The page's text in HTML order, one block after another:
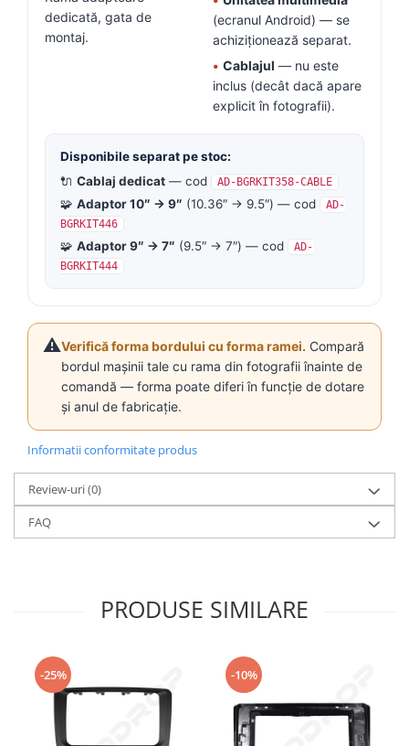
dedicată, gata de
montaj.
(ecranul Android) — se
achiziționează separat.
• Cablajul — nu este
inclus (decât dacă apare
explicit în fotografii).
Disponibile separat pe stoc:
🔌 Cablaj dedicat — cod AD-BGRKIT358-CABLE
🧩 Adaptor 10″ → 9″ (10.36″ → 9.5″) — cod
AD-
BGRKIT446
🧩 Adaptor 9″ → 7″ (9.5″ → 7″) — cod
AD-
BGRKIT444
⚠️Verifică forma bordului cu forma ramei. Compară
bordul mașinii tale cu rama din fotografii înainte de
comandă — forma poate diferi în funcție de dotare
și anul de fabricație.
Informatii conformitate produs
Review-uri(0)
FAQ
PRODUSE SIMILARE
-25% -10%